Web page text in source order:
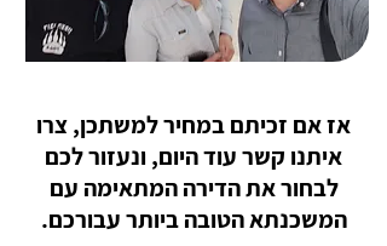
אז אם זכיתם במחיר למשתכן, צרו
איתנו קשר עוד היום, ונעזור לכם
לבחור את הדירה המתאימה עם
המשכנתא הטובה ביותר עבורכם.